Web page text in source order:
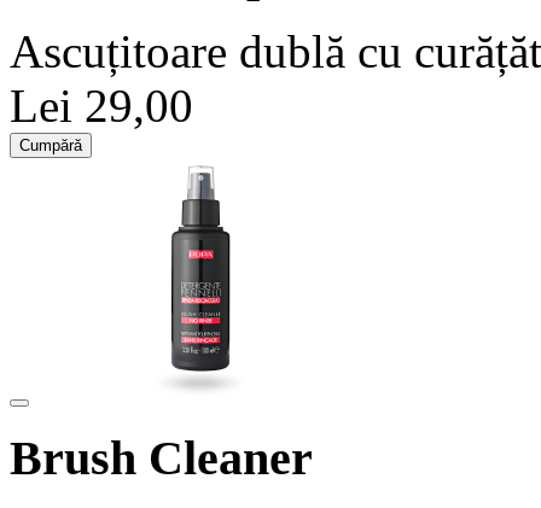
Ascuțitoare dublă cu
Lei 29,00
Cumpără
Brush Cleaner